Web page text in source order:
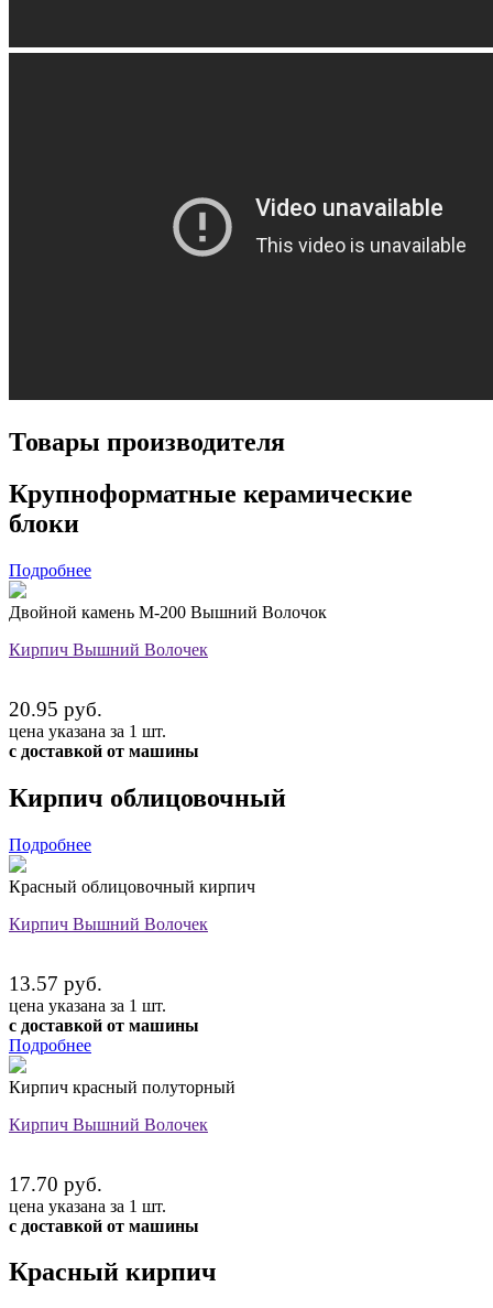
Товары производителя
Крупноформатные керамические
блоки
Подробнее
Двойной камень М-200 Вышний Волочок
Кирпич Вышний Волочек
20.95 руб.
цена указана за 1 шт.
с доставкой от машины
Кирпич облицовочный
Подробнее
Красный облицовочный кирпич
Кирпич Вышний Волочек
13.57 руб.
цена указана за 1 шт.
с доставкой от машины
Подробнее
Кирпич красный полуторный
Кирпич Вышний Волочек
17.70 руб.
цена указана за 1 шт.
с доставкой от машины
Красный кирпич